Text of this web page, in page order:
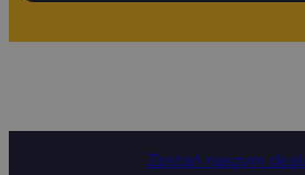
Zostań naszym